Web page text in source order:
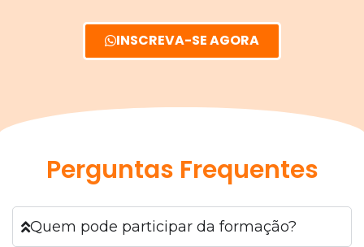
INSCREVA-SE AGORA
Perguntas Frequentes
Quem pode participar da formação?